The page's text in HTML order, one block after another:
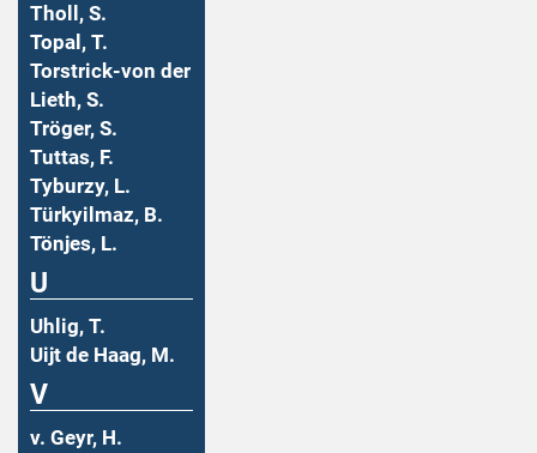
Tholl, S.
Topal, T.
Torstrick-von der
Lieth, S.
Tröger, S.
Tuttas, F.
Tyburzy, L.
Türkyilmaz, B.
Tönjes, L.
U
Uhlig, T.
Uijt de Haag, M.
V
v. Geyr, H.